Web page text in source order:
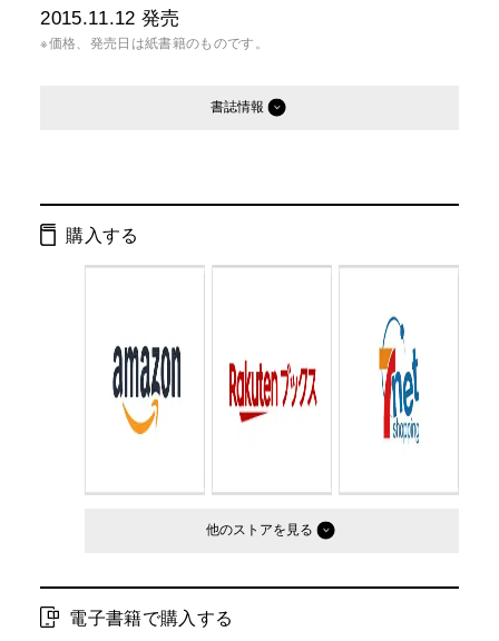
2015.11.12 発売
※価格、発売日は紙書籍のものです。
書誌情報
Cコード：
判型： 新書判
購入する
他のストア
電子書籍で購入する